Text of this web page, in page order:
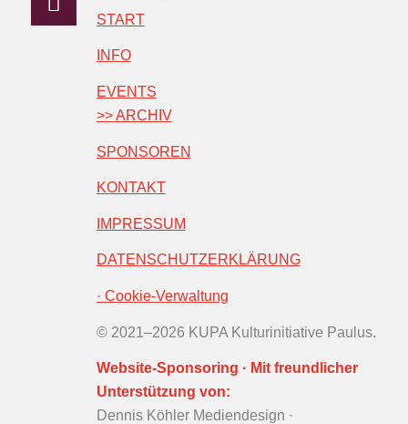
START
INFO
EVENTS
>> ARCHIV
SPONSOREN
KONTAKT
IMPRESSUM
DATENSCHUTZERKLÄRUNG
· Cookie-Verwaltung
© 2021–2026 KUPA Kulturinitiative Paulus.
Website-Sponsoring · Mit freundlicher
Unterstützung von:
Dennis Köhler Mediendesign ·